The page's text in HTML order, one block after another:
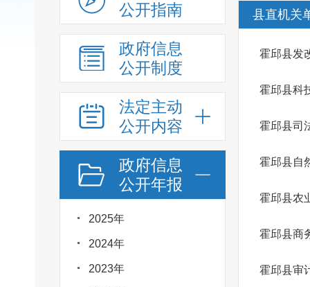
公开指南
政府信息
公开制度
法定主动
公开内容
政府信息
公开年报
2025年
2024年
2023年
县直机关
霍邱县发
霍邱县科
霍邱县司
霍邱县自
霍邱县商
霍邱县审